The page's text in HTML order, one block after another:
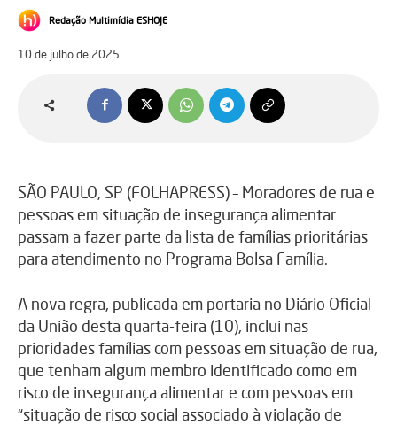
Redação Multimídia ESHOJE
10 de julho de 2025
SÃO PAULO, SP (FOLHAPRESS) – Moradores de rua e
pessoas em situação de insegurança alimentar
passam a fazer parte da lista de famílias prioritárias
para atendimento no Programa Bolsa Família.
A nova regra, publicada em portaria no Diário Oficial
da União desta quarta-feira (10), inclui nas
prioridades famílias com pessoas em situação de rua,
que tenham algum membro identificado como em
risco de insegurança alimentar e com pessoas em
“situação de risco social associado à violação de